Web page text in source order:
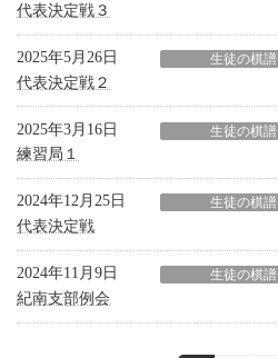
代表決定戦３
2025年5月26日 生徒の棋譜
代表決定戦２
2025年3月16日 生徒の棋譜
練習局１
2024年12月25日 生徒の棋譜
代表決定戦
2024年11月9日 生徒の棋譜
紀南支部例会